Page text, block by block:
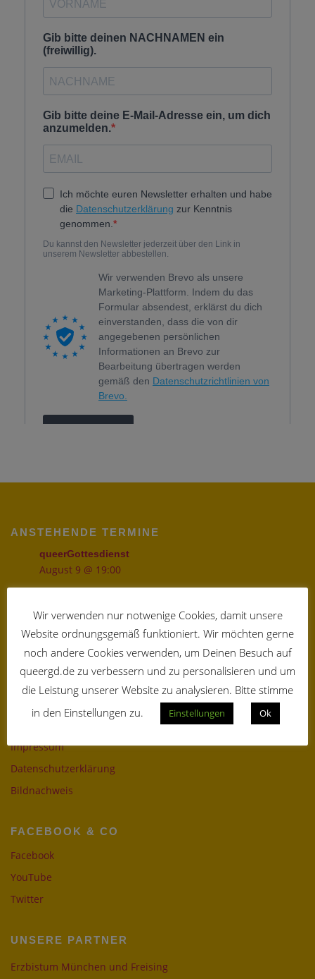
ANSTEHENDE TERMINE
queerGottesdienst
August 9 @ 19:00
September 13 @ 19:00
queerGottesdienst
Oktober 11 @ 19:00
Alle Veranstaltungen anzeigen
Impressum
Datenschutzerklärung
Bildnachweis
FACEBOOK & CO
Facebook
YouTube
Twitter
UNSERE PARTNER
Erzbistum München und Freising
Wir verwenden nur notwenige Cookies, damit unsere
Website ordnungsgemäß funktioniert. Wir möchten gerne
noch andere Cookies verwenden, um Deinen Besuch auf
queergd.de zu verbessern und zu personalisieren und um
die Leistung unserer Website zu analysieren. Bitte stimme
in den Einstellungen zu.
Einstellungen Ok